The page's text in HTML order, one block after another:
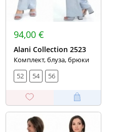
94,00 €
Alani Collection 2523
Комплект, блуза, брюки
52
54 56